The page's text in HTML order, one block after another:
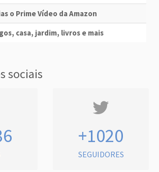
o Prime Vídeo da Amazon
casa, jardim, livros e mais
sociais
+1020
SEGUIDORES